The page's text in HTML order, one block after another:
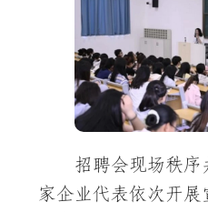
招聘会现场秩序
家企业代表依次开展